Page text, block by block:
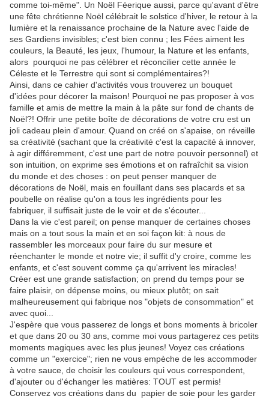
comme toi-même". Un Noël Féerique aussi, parce qu'avant d'être
une fête chrétienne Noël célébrait le solstice d'hiver, le retour à la
lumière et la renaissance prochaine de la Nature avec l'aide de
ses Gardiens invisibles; c'est bien connu ; les Fées aiment les
couleurs, la Beauté, les jeux, l'humour, la Nature et les enfants,
alors pourquoi ne pas célébrer et réconcilier cette année le
Céleste et le Terrestre qui sont si complémentaires?!
Ainsi, dans ce cahier d'activités vous trouverez un bouquet
d'idées pour décorer la maison! Pourquoi ne pas proposer à vos
famille et amis de mettre la main à la pâte sur fond de chants de
Noël?! Offrir une petite boîte de décorations de votre cru est un
joli cadeau plein d'amour. Quand on créé on s'apaise, on réveille
sa créativité (sachant que la créativité c'est la capacité à innover,
à agir différemment, c'est une part de notre pouvoir personnel) et
son intuition, on exprime ses émotions et on rafraîchit sa vision
du monde et des choses : on peut penser manquer de
décorations de Noël, mais en fouillant dans ses placards et sa
poubelle on réalise qu'on a tous les ingrédients pour les
fabriquer, il suffisait juste de le voir et de s'écouter...
Dans la vie c'est pareil; on pense manquer de certaines choses
mais on a tout sous la main et en soi façon kit: à nous de
rassembler les morceaux pour faire du sur mesure et
réenchanter le monde et notre vie; il suffit d'y croire, comme les
enfants, et c'est souvent comme ça qu'arrivent les miracles!
Créer est une grande satisfaction; on prend du temps pour se
faire plaisir, on dépense moins, ou mieux plutôt; on sait
malheureusement qui fabrique nos "objets de consommation" et
avec quoi...
J'espère que vous passerez de longs et bons moments à bricoler
et que dans 20 ou 30 ans, comme moi vous partagerez ces petits
moments magiques avec les plus jeunes! Voyez ces créations
comme un "exercice"; rien ne vous empèche de les accommoder
à votre sauce, de choisir les couleurs qui vous correspondent,
d'ajouter ou d'échanger les matières: TOUT est permis!
Conservez vos créations dans du papier de soie pour les garder